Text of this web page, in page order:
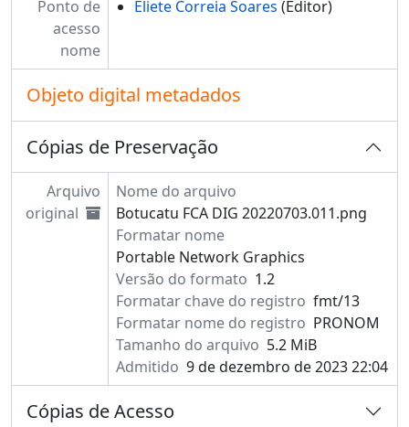
Ponto de
acesso
nome
Eliete Correia Soares (Editor)
Objeto digital metadados
Cópias de Preservação
Arquivo
original
Nome do arquivo
Botucatu FCA DIG 20220703.011.png
Formatar nome
Portable Network Graphics
Versão do formato 1.2
Formatar chave do registro fmt/13
Formatar nome do registro PRONOM
Tamanho do arquivo 5.2 MiB
Admitido 9 de dezembro de 2023 22:04
Cópias de Acesso